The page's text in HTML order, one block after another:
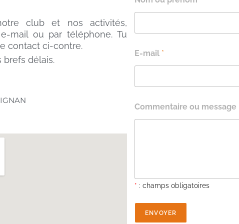
club et nos activités,
mail ou par téléphone. Tu
contact ci-contre.
brefs délais.
E-mail *
Commentaire ou message
* : champs obligatoires
ENVOYER